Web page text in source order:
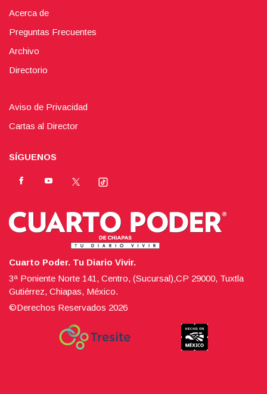
Acerca de
Preguntas Frecuentes
Archivo
Directorio
Aviso de Privacidad
Cartas al Director
SÍGUENOS
Cuarto Poder. Tu Diario Vivir.
3ª Poniente Norte 141, Centro, (Sucursal),CP 29000, Tuxtla
Gutiérrez, Chiapas, México.
©Derechos Reservados 2026